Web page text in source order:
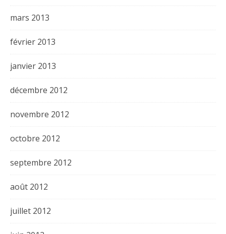
mars 2013
février 2013
janvier 2013
décembre 2012
novembre 2012
octobre 2012
septembre 2012
août 2012
juillet 2012